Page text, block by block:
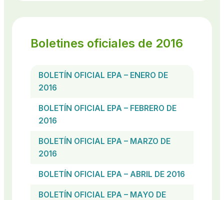
Boletines oficiales de 2016
BOLETÍN OFICIAL EPA – ENERO DE
2016
BOLETÍN OFICIAL EPA – FEBRERO DE
2016
BOLETÍN OFICIAL EPA – MARZO DE
2016
BOLETÍN OFICIAL EPA – ABRIL DE 2016
BOLETÍN OFICIAL EPA – MAYO DE